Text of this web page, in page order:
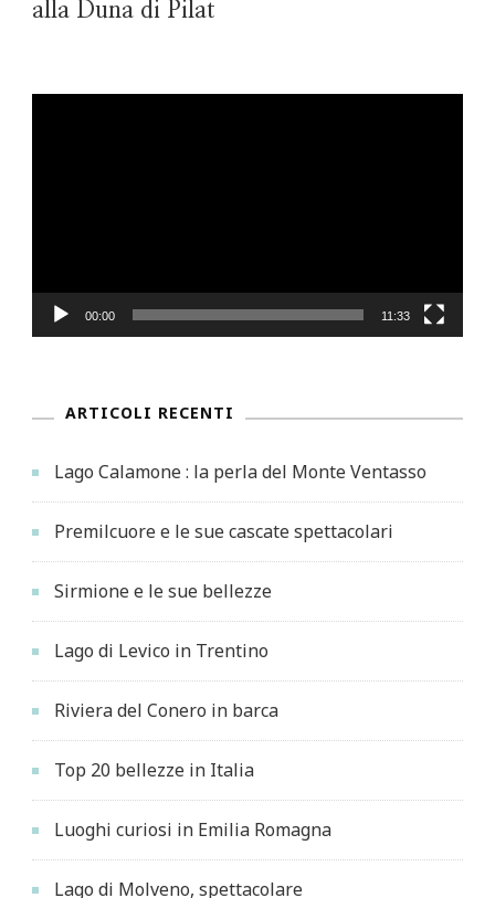
alla Duna di Pilat
00:00 11:33
ARTICOLI RECENTI
Lago Calamone : la perla del Monte Ventasso
Premilcuore e le sue cascate spettacolari
Sirmione e le sue bellezze
Lago di Levico in Trentino
Riviera del Conero in barca
Top 20 bellezze in Italia
Luoghi curiosi in Emilia Romagna
Lago di Molveno, spettacolare